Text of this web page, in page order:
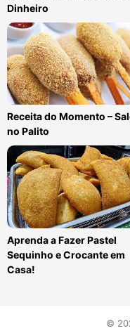
Dinheiro
Receita do Momento –
no Palito
Aprenda a Fazer Pastel
Sequinho e Crocante em
Casa!
©